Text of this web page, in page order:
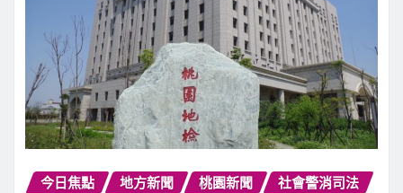
今日焦點 地方新聞 桃園新聞 社會警消司法